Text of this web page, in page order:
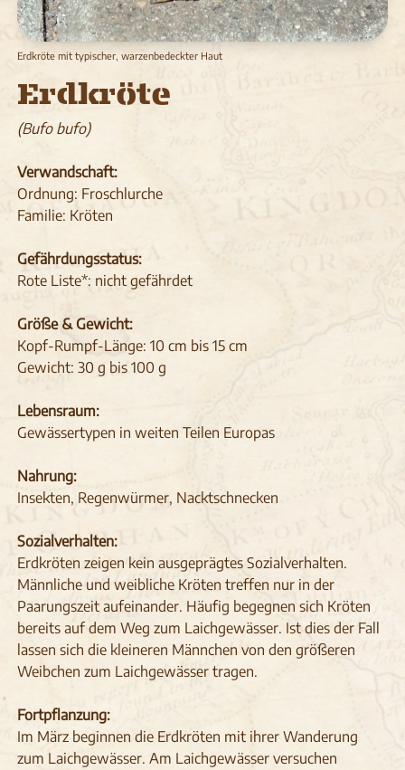
Erdkröte mit typischer, warzenbedeckter Haut
Erdkröte
(Bufo bufo)
Verwandschaft:
Ordnung: Froschlurche
Familie: Kröten
Gefährdungsstatus:
Rote Liste*: nicht gefährdet
Größe & Gewicht:
Kopf-Rumpf-Länge: 10 cm bis 15 cm
Gewicht: 30 g bis 100 g
Lebensraum:
Gewässertypen in weiten Teilen Europas
Nahrung:
Insekten, Regenwürmer, Nacktschnecken
Sozialverhalten:
Erdkröten zeigen kein ausgeprägtes Sozialverhalten.
Männliche und weibliche Kröten treffen nur in der
Paarungszeit aufeinander. Häufig begegnen sich Kröten
bereits auf dem Weg zum Laichgewässer. Ist dies der Fall
lassen sich die kleineren Männchen von den größeren
Weibchen zum Laichgewässer tragen.
Fortpflanzung:
Im März beginnen die Erdkröten mit ihrer Wanderung
zum Laichgewässer. Am Laichgewässer versuchen